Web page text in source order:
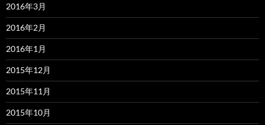
2016年3月
2016年2月
2016年1月
2015年12月
2015年11月
2015年10月